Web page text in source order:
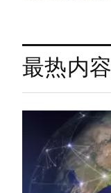
最热内容